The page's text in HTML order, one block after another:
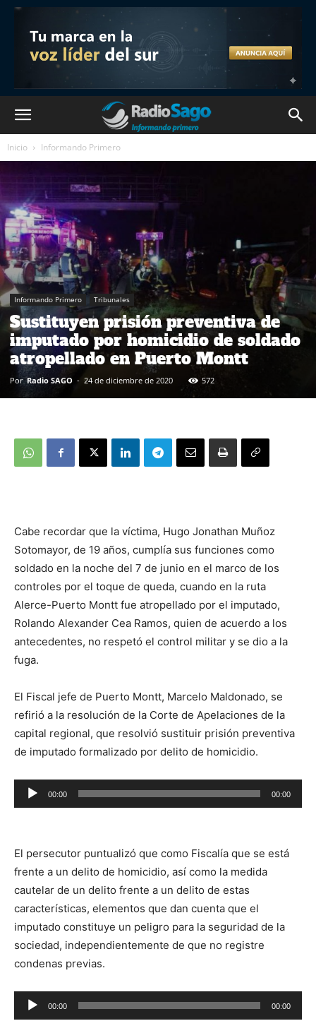
Inicio Informando Primero
Informando Primero Tribunales
Sustituyen prisión preventiva de
imputado por homicidio de soldado
atropellado en Puerto Montt
Por Radio SAGO - 24 de diciembre de 2020 572
Cabe recordar que la víctima, Hugo Jonathan Muñoz
Sotomayor, de 19 años, cumplía sus funciones como
soldado en la noche del 7 de junio en el marco de los
controles por el toque de queda, cuando en la ruta
Alerce-Puerto Montt fue atropellado por el imputado,
Rolando Alexander Cea Ramos, quien de acuerdo a los
antecedentes, no respetó el control militar y se dio a la
fuga.
El Fiscal jefe de Puerto Montt, Marcelo Maldonado, se
refirió a la resolución de la Corte de Apelaciones de la
capital regional, que resolvió sustituir prisión preventiva
de imputado formalizado por delito de homicidio.
Reproductor
de
00:00 00:00
El persecutor puntualizó que como Fiscalía que se está
frente a un delito de homicidio, así como la medida
cautelar de un delito frente a un delito de estas
características, elementos que dan cuenta que el
imputado constituye un peligro para la seguridad de la
sociedad, independientemente de que no registre
condenas previas.
Reproductor
de
00:00 00:00